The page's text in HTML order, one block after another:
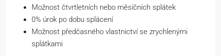
Možnost čtvrtletních nebo měsíčních splátek
0% úrok po dobu splácení
Možnost předčasného vlastnictví se zrychlenými
splátkami